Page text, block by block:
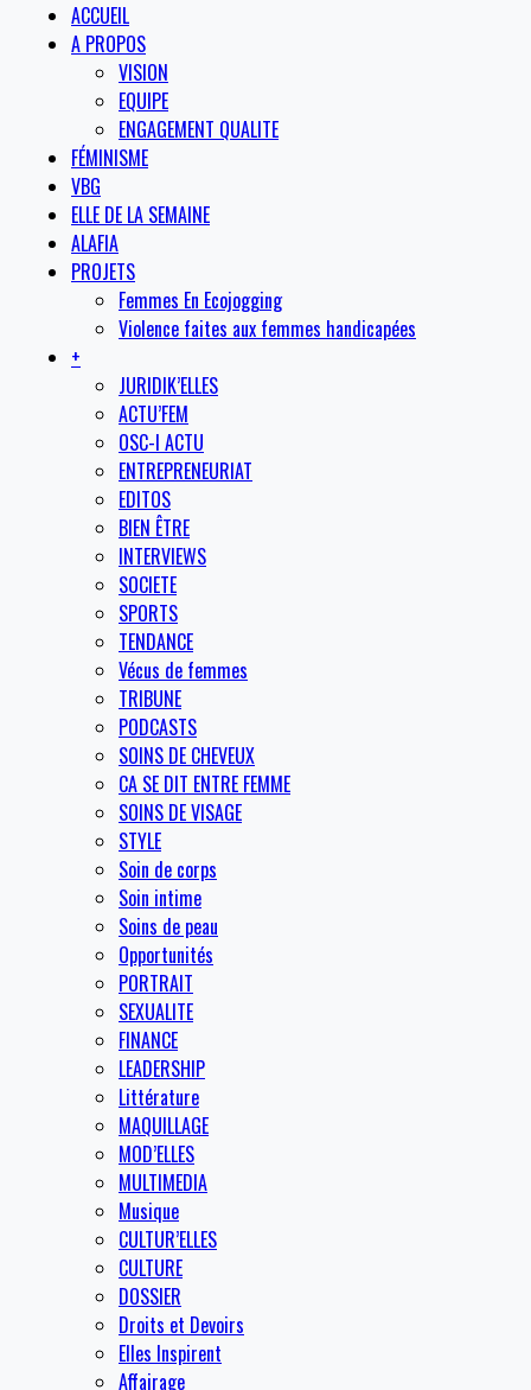
ACCUEIL
A PROPOS
VISION
EQUIPE
ENGAGEMENT QUALITE
FÉMINISME
VBG
ELLE DE LA SEMAINE
ALAFIA
PROJETS
Femmes En Ecojogging
Violence faites aux femmes handicapées
+
JURIDIK’ELLES
ACTU’FEM
OSC-I ACTU
ENTREPRENEURIAT
EDITOS
BIEN ÊTRE
INTERVIEWS
SOCIETE
SPORTS
TENDANCE
Vécus de femmes
TRIBUNE
PODCASTS
SOINS DE CHEVEUX
CA SE DIT ENTRE FEMME
SOINS DE VISAGE
STYLE
Soin de corps
Soin intime
Soins de peau
Opportunités
PORTRAIT
SEXUALITE
FINANCE
LEADERSHIP
Littérature
MAQUILLAGE
MOD’ELLES
MULTIMEDIA
Musique
CULTUR’ELLES
CULTURE
DOSSIER
Droits et Devoirs
Elles Inspirent
Affairage